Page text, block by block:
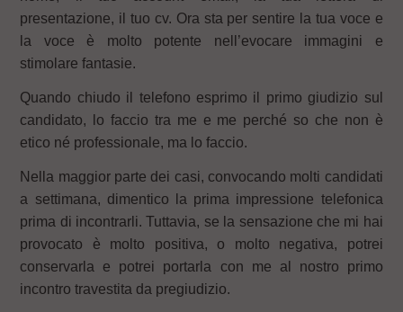
presentazione, il tuo cv. Ora sta per sentire la tua voce e
la voce è molto potente nell’evocare immagini e
stimolare fantasie.
Quando chiudo il telefono esprimo il primo giudizio sul
candidato, lo faccio tra me e me perché so che non è
etico né professionale, ma lo faccio.
Nella maggior parte dei casi, convocando molti candidati
a settimana, dimentico la prima impressione telefonica
prima di incontrarli. Tuttavia, se la sensazione che mi hai
provocato è molto positiva, o molto negativa, potrei
conservarla e potrei portarla con me al nostro primo
incontro travestita da pregiudizio.